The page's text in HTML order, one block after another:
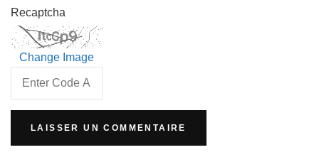
Recaptcha
Change Image